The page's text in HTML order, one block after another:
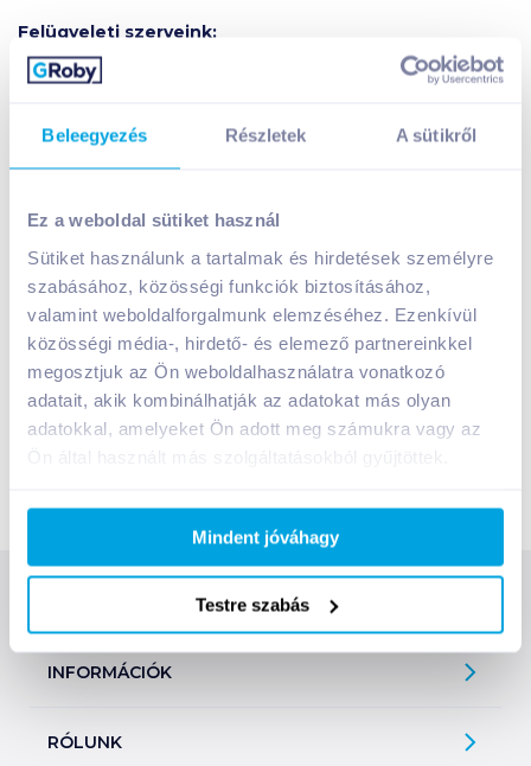
Beleegyezés Részletek A sütikről
Ez a weboldal sütiket használ
Sütiket használunk a tartalmak és hirdetések személyre
szabásához, közösségi funkciók biztosításához,
valamint weboldalforgalmunk elemzéséhez. Ezenkívül
közösségi média-, hirdető- és elemező partnereinkkel
megosztjuk az Ön weboldalhasználatra vonatkozó
adatait, akik kombinálhatják az adatokat más olyan
adatokkal, amelyeket Ön adott meg számukra vagy az
Ön által használt más szolgáltatásokból gyűjtöttek.
Mindent jóváhagy
Testre szabás
Felügyeleti szerveink:
Fogyasztóvédelmi Főfelügyelőség
Budapesti Gazdasági Kamarák
(1016 Budapest, Krisztina krt. 99., tel.: 488-2131)
Fővárosi És Pest Megyei Mezőgazdasági Szakigazgatási
Hivatal
Élelmiszerlánc-biztonsági és Állategészségügyi
Igazgatóság
(1135 Bp., Lehel út 43-45., tel.: 329-7017)
Budapest XVIII. kerület Pestszentlőrinc –
Pestszentimre Önkormányzata Jegyzője
SZOLGÁLTATÁSOK
Ajándékkosarak
Árfigyelő
Üvegvisszaváltás
INFORMÁCIÓK
Általános szerződési feltételek
RÓLUNK